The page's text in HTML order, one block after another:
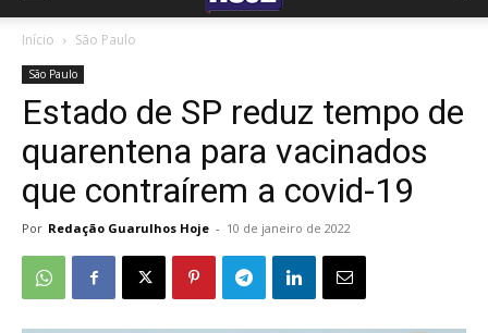
Início São Paulo
São Paulo
Estado de SP reduz tempo de
quarentena para vacinados
que contraírem a covid-19
Por Redação Guarulhos Hoje - 10 de janeiro de 2022